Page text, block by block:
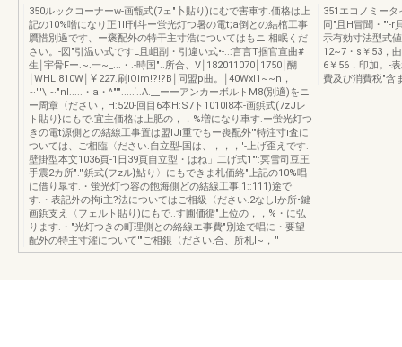
350ルックコーナーw-画甑式(7ェ"卜貼り)にむで害車す.価格は上
記の10%噌になり正1II刊斗ー蛍光灯つ暑の電t;a倒との結棺工事
贋惜別過です、ー褒配外の特干主寸浩についてはもニ'相眠くだ
さい。-図"引温い式ですL且岨副・引違い式•-..:言言T掴官宣曲#
生￨宇骨Fー.~.一~_...・.-時国"..所合、V￨182011070￨1750￨醐
￨WHLl810W￨￥227.刷lOlm!?!?B￨同盟p曲。￨40WxI1~~n，
~'''\I~"nI.....・a・^"'".....‘..A.__ーーアンカーボルトM8(別適)をニ
ー周章〈ださい，H:520-回目6本H:S7ト1010I8本-画鋲式(7zJレ
ト貼り}にもで.宜主価格は上肥の，，%増になり車す.ー蛍光灯つ
きの電t源側との結線工事置は盟IJi重でもー喪配外'"特注寸i査に
ついては、ご相臨〈ださい.自立型-国は、，，，'-上げ歪えです.
壁掛型本文1036頁-1日39頁自立型・はね」二げ式1"':冥雪司豆王
手震2カ所".'"鋲式(フzル}鮎り〉にもできま札価絡"上記の10%唱
に借り皐す.・蛍光灯つ容の飽海側どの結線工事.1::111)途で
す.・表記外の拘i主?法についてはご相級〈ださい.2なしlか所•鍵-
画鋲支え〈フェルト貼り)にもで..す圃価循"上位の，，%・に弘
ります.・"光灯つきの町理側との絡線エ事費"別途で唱に・要望
配外の特主寸濯について'"ご相銀〈ださい.合、所札I~，"'
351エコノミー
同"且H冒聞・"'-r
示有効寸法型式
12~7・s￥53，
6￥56，印加。-
費及び消費税"含